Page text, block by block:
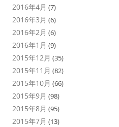
2016年4月 (7)
2016年3月 (6)
2016年2月 (6)
2016年1月 (9)
2015年12月 (35)
2015年11月 (82)
2015年10月 (66)
2015年9月 (98)
2015年8月 (95)
2015年7月 (13)